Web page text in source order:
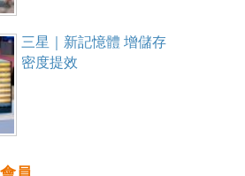
三星｜新記憶體 增儲存
密度提效